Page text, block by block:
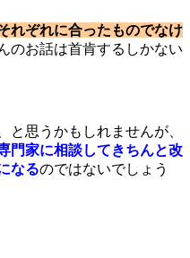
れぞれに合ったものでなけ
のお話は首肯するしかない
と思うかもしれませんが
門家に相談してきちんと改
なるのではないでしょう